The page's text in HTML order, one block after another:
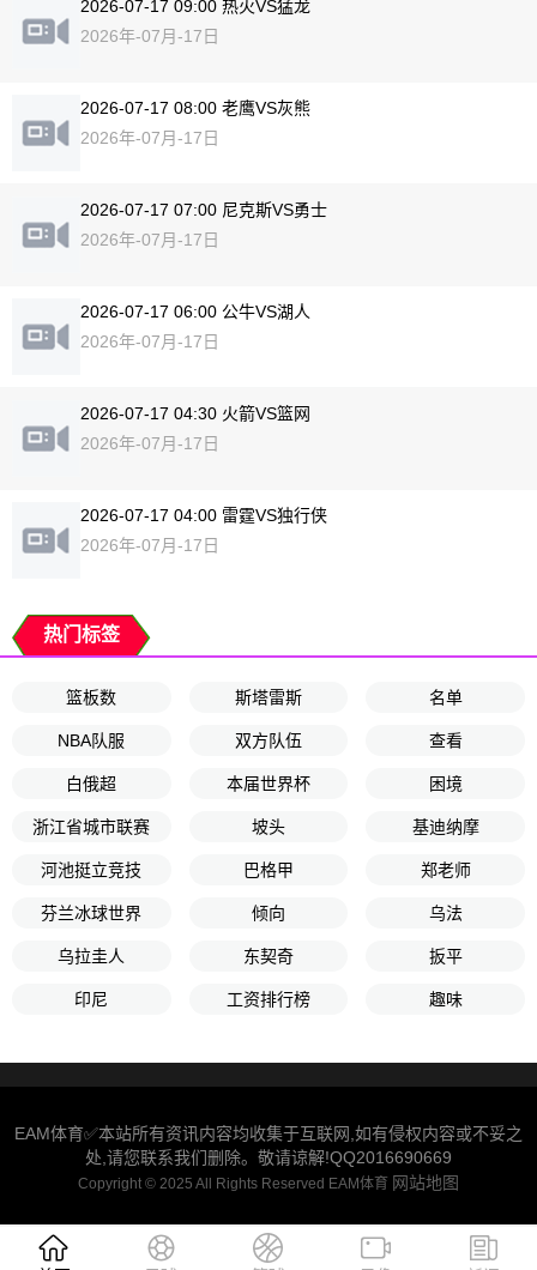
2026-07-17 09:00 热火VS猛龙
2026年-07月-17日
2026-07-17 08:00 老鹰VS灰熊
2026年-07月-17日
2026-07-17 07:00 尼克斯VS勇士
2026年-07月-17日
2026-07-17 06:00 公牛VS湖人
2026年-07月-17日
2026-07-17 04:30 火箭VS篮网
2026年-07月-17日
2026-07-17 04:00 雷霆VS独行侠
2026年-07月-17日
热门标签
篮板数 斯塔雷斯 名单
NBA队服 双方队伍 查看
白俄超 本届世界杯 困境
浙江省城市联赛 坡头 基迪纳摩
河池挺立竞技 巴格甲 郑老师
芬兰冰球世界 倾向 乌法
乌拉圭人 东契奇 扳平
印尼 工资排行榜 趣味
EAM体育✅本站所有资讯内容均收集于互联网,如有侵权内容或不妥之
处,请您联系我们删除。敬请谅解!QQ2016690669
Copyright © 2025 All Rights Reserved EAM体育 网站地图